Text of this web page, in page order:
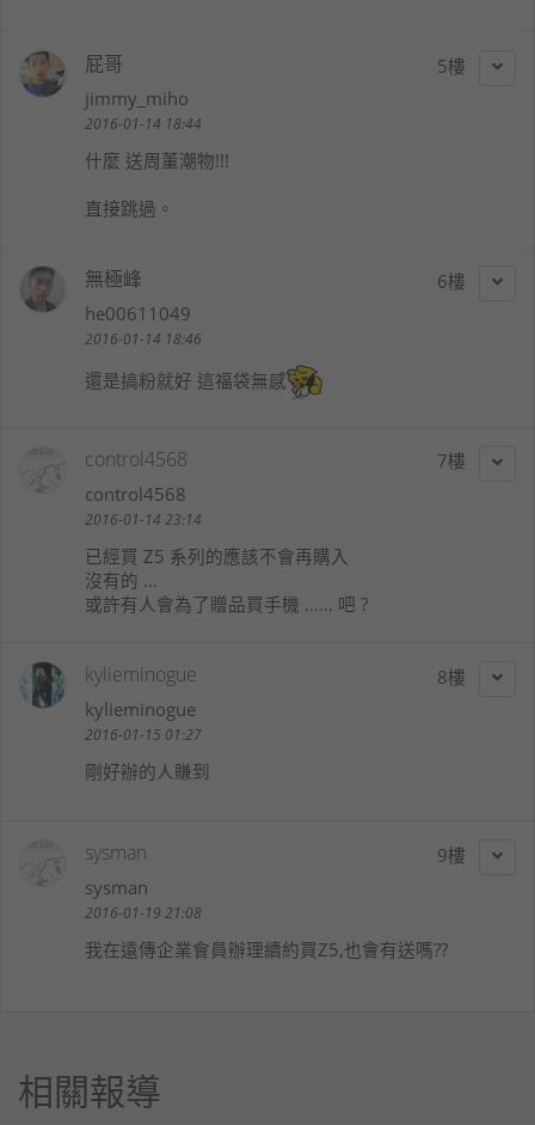
5
屁哥
jimmy_miho
2016-01-14 18:44
什麼 送周董潮物!!!
直接跳過。
6
無極峰
he00611049
2016-01-14 18:46
還是搞粉就好 這福袋無感
7
control4568
control4568
2016-01-14 23:14
已經買 Z5 系列的應該不會再購入
沒有的 …
或許有人會為了贈品買手機 …… 吧 ?
8
kylieminogue
kylieminogue
2016-01-15 01:27
剛好辦的人賺到
9
sysman
sysman
2016-01-19 21:08
我在遠傳企業會員辦理續約買Z5,也會有送嗎??
相關報導